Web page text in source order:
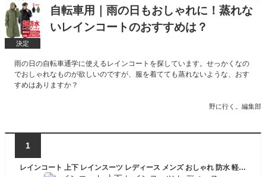
決定
自転車用｜雨の日もおしゃれに！蒸れな
いレインコートのおすすめは？
雨の日の自転車通学に使えるレインコートを探しています。せっかくなの
でおしゃれなものが欲しいのですが、服を着てても蒸れないような、おす
すめはありますか？
野に行く。編集部
1
レインコート 上下 レインスーツ レディース メンズ おしゃれ 防水 軽量 上下セット レインウェア 通勤 通学 カッパ 上下 雨具 バイク 防水 軽量 7480 ウィズレインスーツ S M L LL 蒸れにくい 裏メッシュ レインコート 豪雨 台風 ギンガム デニム 送料無料